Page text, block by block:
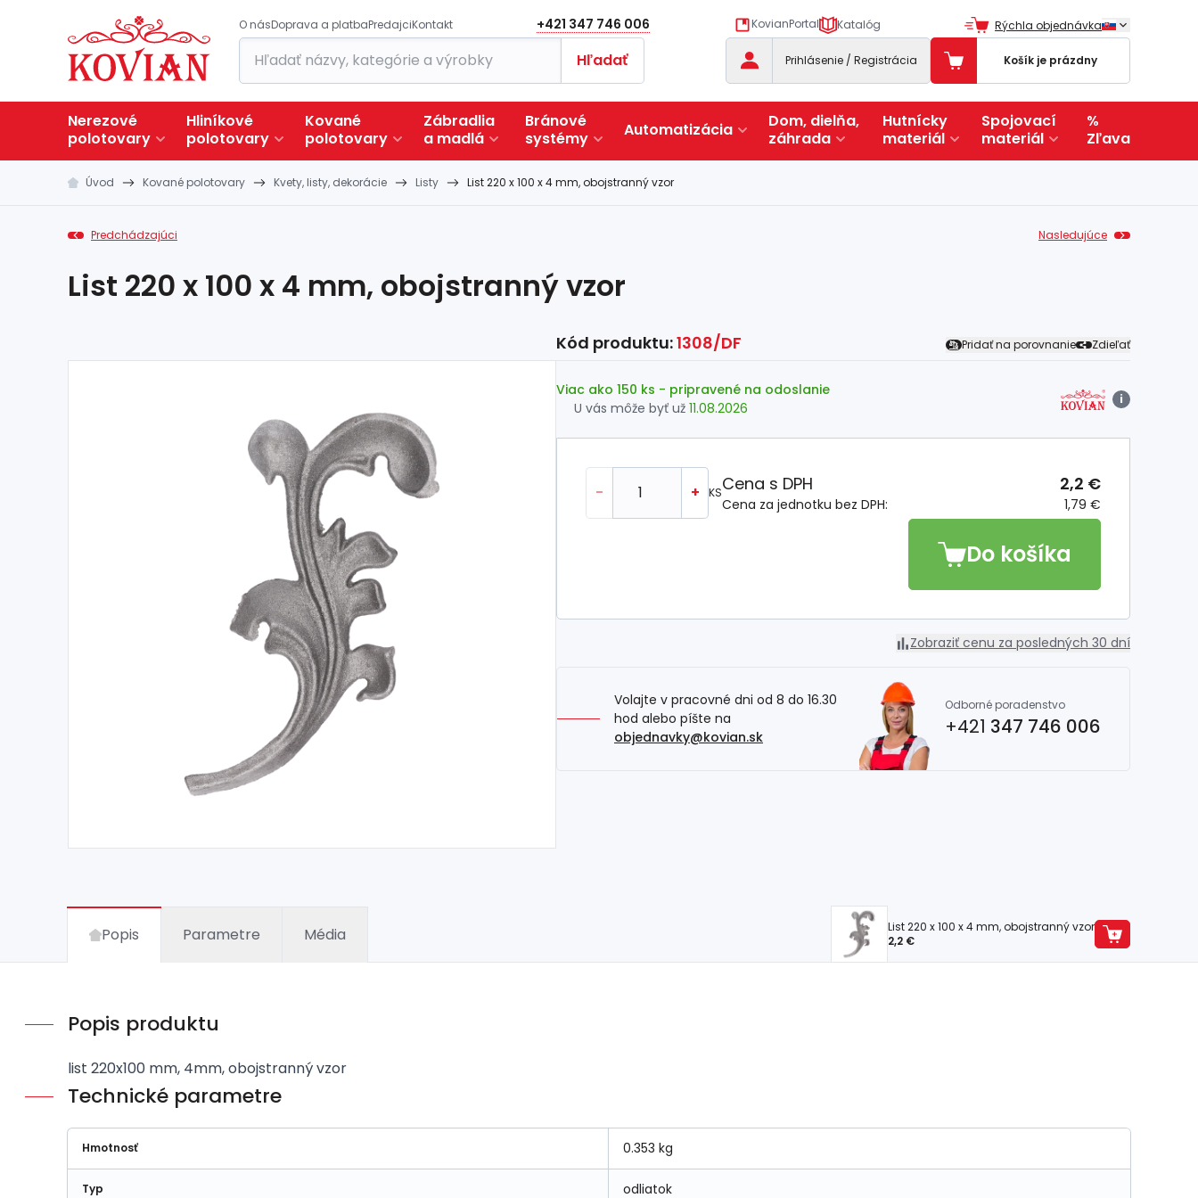
O násDoprava a platbaPredajciKontakt +421 347 746 006 KovianPortal Katalóg Rýchla objednávka
Hľadať Prihlásenie / Registrácia Košík je prázdny
Nerezové
polotovary
Hliníkové
polotovary
Kované
polotovary
Zábradlia
a madlá
Bránové
systémy
Automatizácia
Dom, dielňa,
záhrada
Hutnícky
materiál
Spojovací
materiál
%
Zľava
Úvod Kované polotovary Kvety, listy, dekorácie Listy List 220 x 100 x 4 mm, obojstranný vzor
Predchádzajúci Nasledujúce
List 220 x 100 x 4 mm, obojstranný vzor
Kód produktu:1308/DF Pridať na porovnanie Zdieľať
Viac ako 150 ks - pripravené na odoslanie
U vás môže byť už 11.08.2026
i
- + KS
Cena za jednotku bez DPH: 1,79 €
Cena s DPH 2,2 €
Do košíka
Zobraziť cenu za posledných 30 dní
Volajte v pracovné dni od 8 do 16.30
hod alebo píšte na
objednavky@kovian.sk
Odborné poradenstvo
+421 347 746 006
Popis Parametre Média
List 220 x 100 x 4 mm, obojstranný vzor
2,2 €
Popis produktu
list 220x100 mm, 4mm, obojstranný vzor
Technické parametre
Hmotnosť 0.353 kg
Typ odliatok